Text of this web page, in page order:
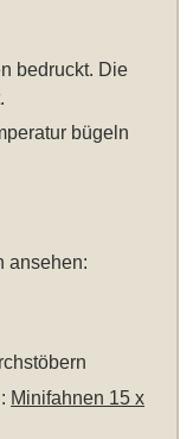
bedruckt. Die
bügeln
ansehen:
Minifahnen 15 x